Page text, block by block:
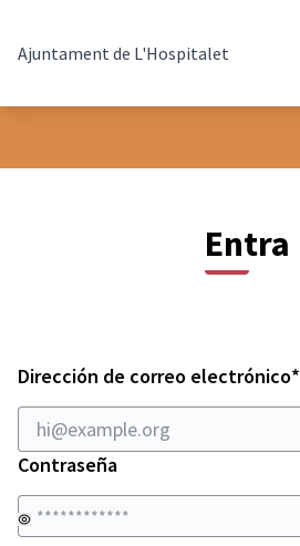
Ajuntament de L'Hospitalet
Entra
Dirección de correo electrónico*
Contraseña